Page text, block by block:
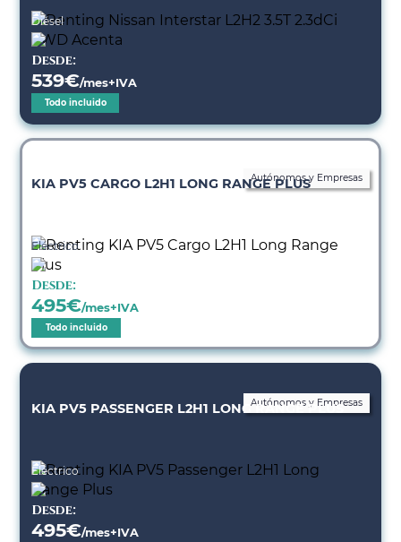
Diésel
Autónomos y Empresas
Desde:
539€/mes+IVA
Todo incluido
KIA PV5 CARGO L2H1 LONG RANGE PLUS
Eléctrico
Autónomos y Empresas
Desde:
495€/mes+IVA
Todo incluido
KIA PV5 PASSENGER L2H1 LONG RANGE PLUS
Eléctrico
Desde:
495€/mes+IVA